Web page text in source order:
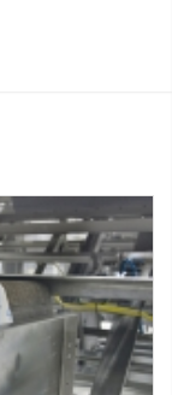
PACKBLOC